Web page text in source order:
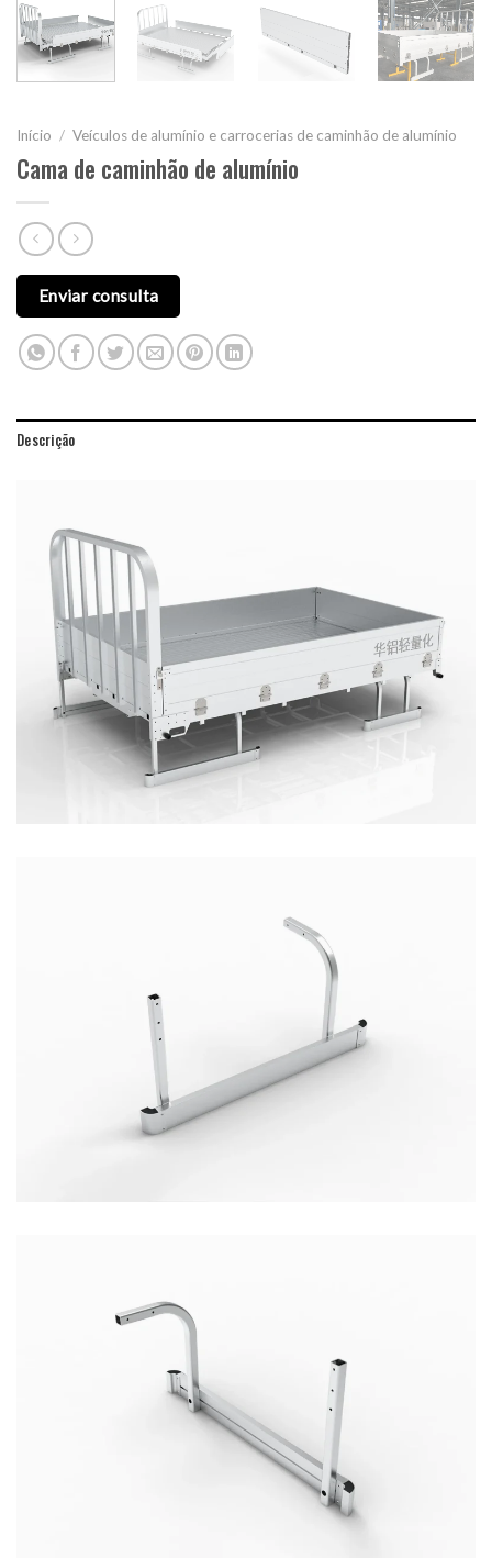
Início / Veículos de alumínio e carrocerias de caminhão de alumínio
Cama de caminhão de alumínio
Enviar consulta
Descrição